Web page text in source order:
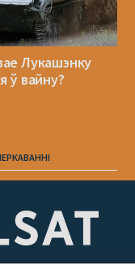
Лукашэнку
ў вайну?